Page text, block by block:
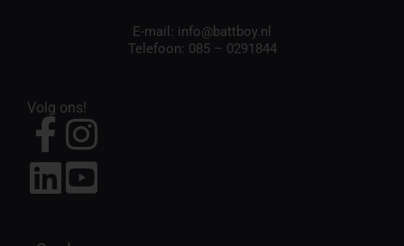
E-mail: info@battboy.nl
Telefoon: 085 – 0291844
Volg ons!